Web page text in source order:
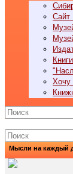
Сайт
Хочу
Мысли на каждый